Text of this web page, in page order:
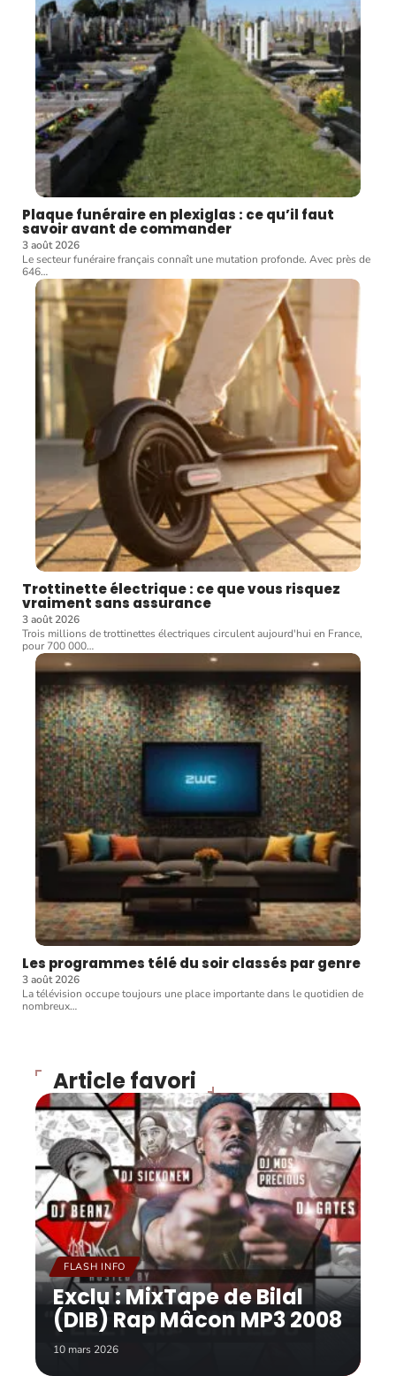
Plaque funéraire en plexiglas : ce qu’il faut
savoir avant de commander
3 août 2026
Le secteur funéraire français connaît une mutation profonde. Avec près de
646…
Trottinette électrique : ce que vous risquez
vraiment sans assurance
3 août 2026
Trois millions de trottinettes électriques circulent aujourd'hui en France,
pour 700 000…
Les programmes télé du soir classés par genre
3 août 2026
La télévision occupe toujours une place importante dans le quotidien de
nombreux…
Article favori
FLASH INFO
Exclu : MixTape de Bilal
(DIB) Rap Mâcon MP3 2008
10 mars 2026